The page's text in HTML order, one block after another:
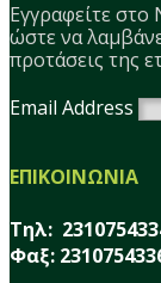
Εγγραφείτε
ώστε να
προτάσεις της
Email Address
ΕΠΙΚΟΙΝΩΝΙΑ
Τηλ:
Φαξ: